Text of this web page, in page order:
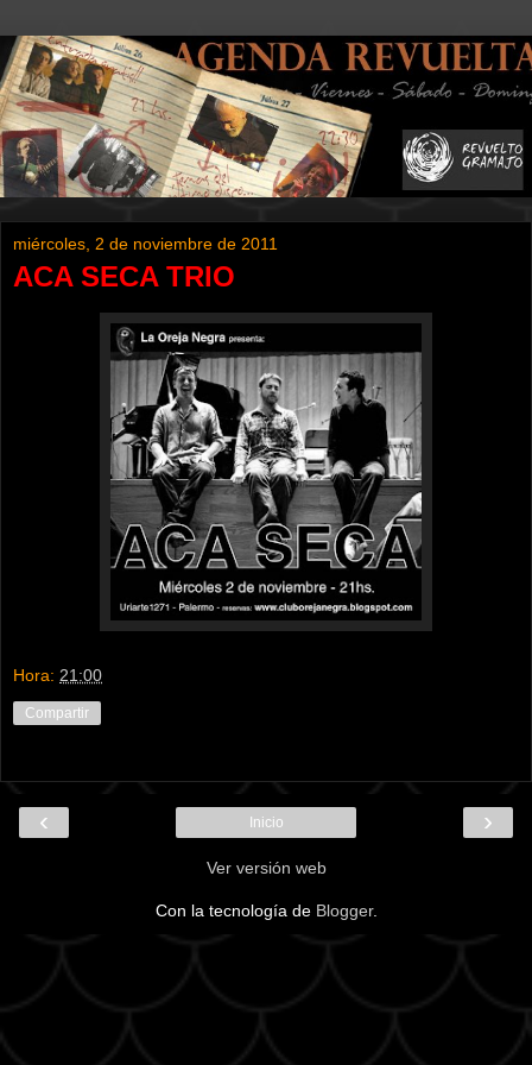
miércoles, 2 de noviembre de 2011
ACA SECA TRIO
Hora: 21:00
Compartir
‹ ›
Inicio
Ver versión web
Con la tecnología de Blogger.